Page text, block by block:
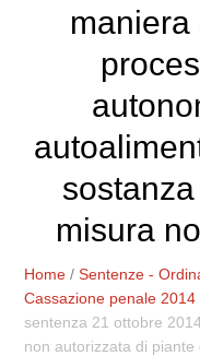
maniera
misura
Home /Sentenze -
Cassazione penale 2014
sentenza 21 ottobre
non autorizzata di